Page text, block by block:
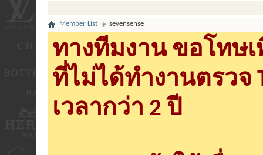
Member List sevensense
ทางทีมงาน ขอโทษ
ที่ไม่ได้ทำงานตรวจ
เวลากว่า 2 ปี